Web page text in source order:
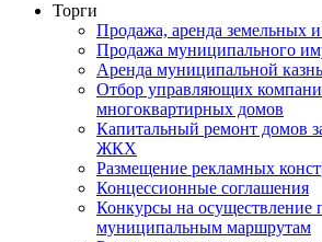
Торги
Продажа, аренда земельных
Продажа муниципального
Аренда муниципальной
Отбор управляющих
многоквартирных домов
Капитальный ремонт домов
ЖКХ
Размещение рекламных
Концессионные соглашения
Конкурсы на осуществление
муниципальным маршрутам